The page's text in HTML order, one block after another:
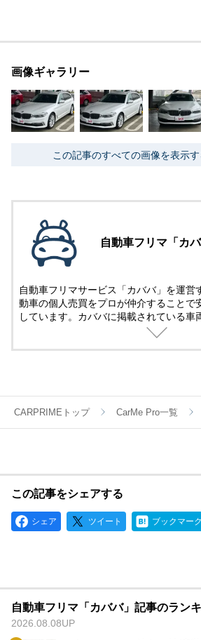
画像ギャラリー
この記事のすべての画像を表示す
自動車フリマ「カバ
自動車フリマサービス「カババ」を運営
動車の個人売買をプロが仲介することで
しています。カババに掲載されている車
CARPRIMEトップ CarMe Pro一覧
この記事をシェアする
シェア ツイート ブックマーク
自動車フリマ「カババ」記事のラン
2026.08.08UP